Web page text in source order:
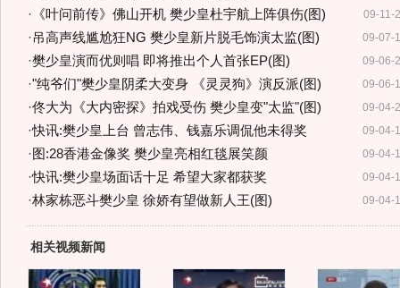
09-11-
· 《叶问前传》佛山开机 樊少皇杜宇航上阵俱伤(图)
09-07-
·吊高声线尴尬狂NG 樊少皇新片脱毛饰演太监(图)
09-06-
·樊少皇演而优则唱 即将推出个人首张EP(图)
09-06-
·"纯爷们"樊少皇阴柔大变身 《灵灵狗》演反派(图)
09-04-
·佟大为《大内密探》拍戏受伤 樊少皇变"太监"(图)
09-04-
·快讯:樊少皇上台 曾志伟、钱嘉乐调侃他未得奖
09-04-
· 图:28香港金像奖 樊少皇亮相红毯展笑颜
09-04-
·快讯:樊少皇场面话十足 希望大家都获奖
09-04-
·林家栋恶斗樊少皇 徐娇有望做新人王(图)
相关视频新闻